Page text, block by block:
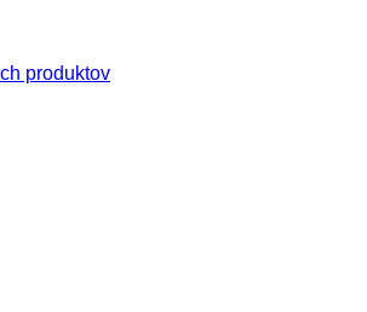
produktov